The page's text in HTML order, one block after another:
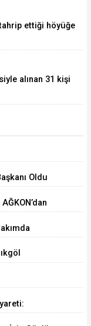
ettiği höyüğe
alınan 31 kişi
Oldu